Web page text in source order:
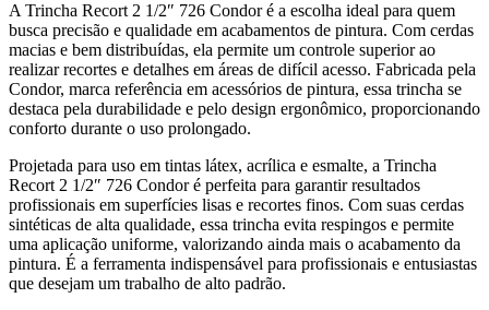
A Trincha Recort 2 1/2″ 726 Condor é a escolha ideal para quem
busca precisão e qualidade em acabamentos de pintura. Com cerdas
macias e bem distribuídas, ela permite um controle superior ao
realizar recortes e detalhes em áreas de difícil acesso. Fabricada pela
Condor, marca referência em acessórios de pintura, essa trincha se
destaca pela durabilidade e pelo design ergonômico, proporcionando
conforto durante o uso prolongado.
Projetada para uso em tintas látex, acrílica e esmalte, a Trincha
Recort 2 1/2″ 726 Condor é perfeita para garantir resultados
profissionais em superfícies lisas e recortes finos. Com suas cerdas
sintéticas de alta qualidade, essa trincha evita respingos e permite
uma aplicação uniforme, valorizando ainda mais o acabamento da
pintura. É a ferramenta indispensável para profissionais e entusiastas
que desejam um trabalho de alto padrão.